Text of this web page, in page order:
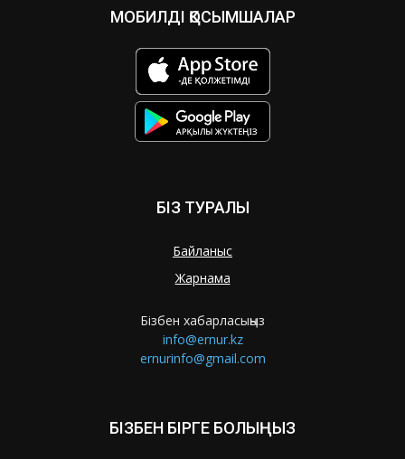
МОБИЛДІ ҚОСЫМШАЛАР
БІЗ ТУРАЛЫ
Байланыс
Жарнама
Бізбен хабарласыңыз
info@ernur.kz
ernurinfo@gmail.com
БІЗБЕН БІРГЕ БОЛЫҢЫЗ